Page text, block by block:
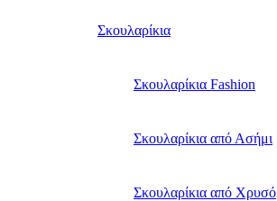
Σκουλαρίκια
Σκουλαρίκια Fashion
Σκουλαρίκια από Ασήμι
Σκουλαρίκια από Χρυσό